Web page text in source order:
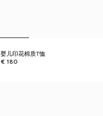
婴儿印花棉质T恤
€ 180